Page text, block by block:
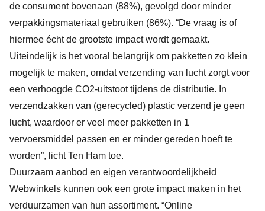
de consument bovenaan (88%), gevolgd door minder
verpakkingsmateriaal gebruiken (86%). “De vraag is of
hiermee écht de grootste impact wordt gemaakt.
Uiteindelijk is het vooral belangrijk om pakketten zo klein
mogelijk te maken, omdat verzending van lucht zorgt voor
een verhoogde CO2-uitstoot tijdens de distributie. In
verzendzakken van (gerecycled) plastic verzend je geen
lucht, waardoor er veel meer pakketten in 1
vervoersmiddel passen en er minder gereden hoeft te
worden”, licht Ten Ham toe.
Duurzaam aanbod en eigen verantwoordelijkheid
Webwinkels kunnen ook een grote impact maken in het
verduurzamen van hun assortiment. “Online